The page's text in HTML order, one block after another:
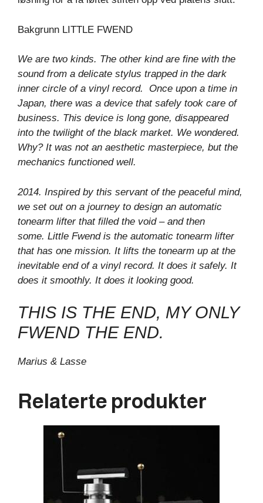
Bakgrunn LITTLE FWEND
We are two kinds. The other kind are fine with the
sound from a delicate stylus trapped in the dark
inner circle of a vinyl record. Once upon a time in
Japan, there was a device that safely took care of
business. This device is long gone, disappeared
into the twilight of the black market. We wondered.
Why? It was not an aesthetic masterpiece, but the
mechanics functioned well.
2014. Inspired by this servant of the peaceful mind,
we set out on a journey to design an automatic
tonearm lifter that filled the void – and then
some. Little Fwend is the automatic tonearm lifter
that has one mission. It lifts the tonearm up at the
inevitable end of a vinyl record. It does it safely. It
does it smoothly. It does it looking good.
THIS IS THE END, MY ONLY
FWEND THE END.
Marius & Lasse
Relaterte produkter